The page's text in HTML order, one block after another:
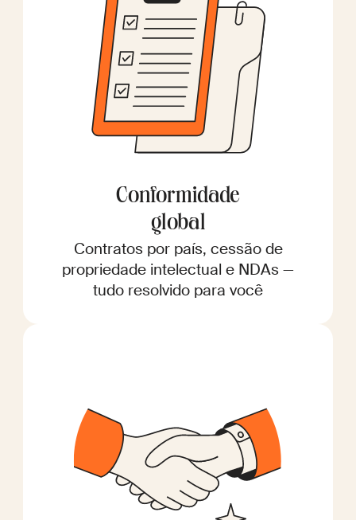
Conformidade
global
Contratos por país, cessão de
propriedade intelectual e NDAs —
tudo resolvido para você